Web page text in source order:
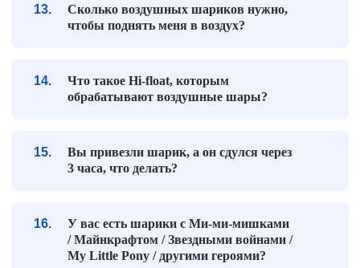
Сколько воздушных шариков нужно,
чтобы поднять меня в воздух?
Что такое Hi-float, которым
обрабатывают воздушные шары?
Вы привезли шарик, а он сдулся через
3 часа, что делать?
У вас есть шарики с Ми-ми-мишками
/ Майнкрафтом / Звездными войнами /
My Little Pony / другими героями?